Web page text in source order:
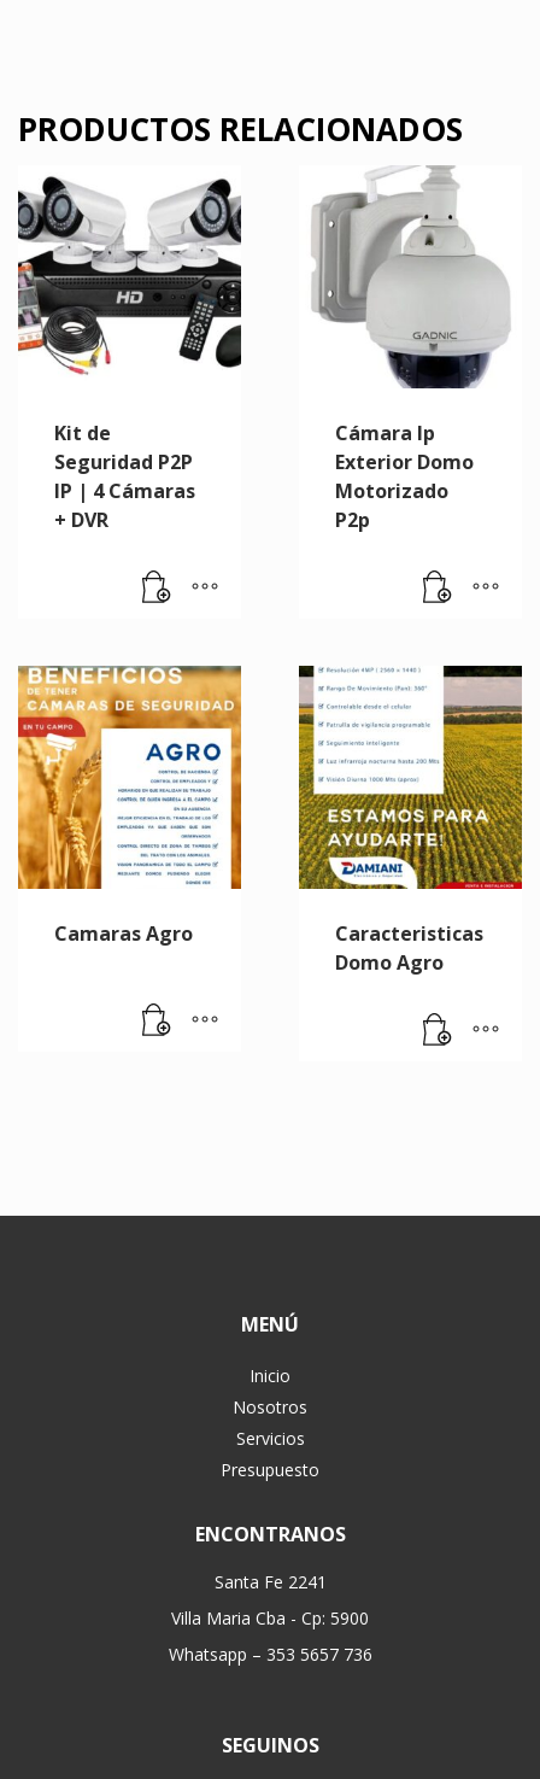
PRODUCTOS RELACIONADOS
Kit de
Seguridad P2P
IP | 4 Cámaras
+ DVR
Cámara Ip
Exterior Domo
Motorizado
P2p
Camaras Agro
Caracteristicas
Domo Agro
MENÚ
Inicio
Nosotros
Servicios
Presupuesto
ENCONTRANOS
Santa Fe 2241
Villa Maria Cba - Cp: 5900
Whatsapp – 353 5657 736
SEGUINOS